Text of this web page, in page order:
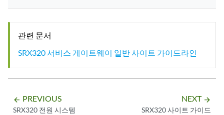
관련 문서
SRX320 서비스 게이트웨이 일반 사이트 가이드라인
arrow_backward PREVIOUS
SRX320 전원 시스템
NEXT arrow_forward
SRX320 사이트 가이드